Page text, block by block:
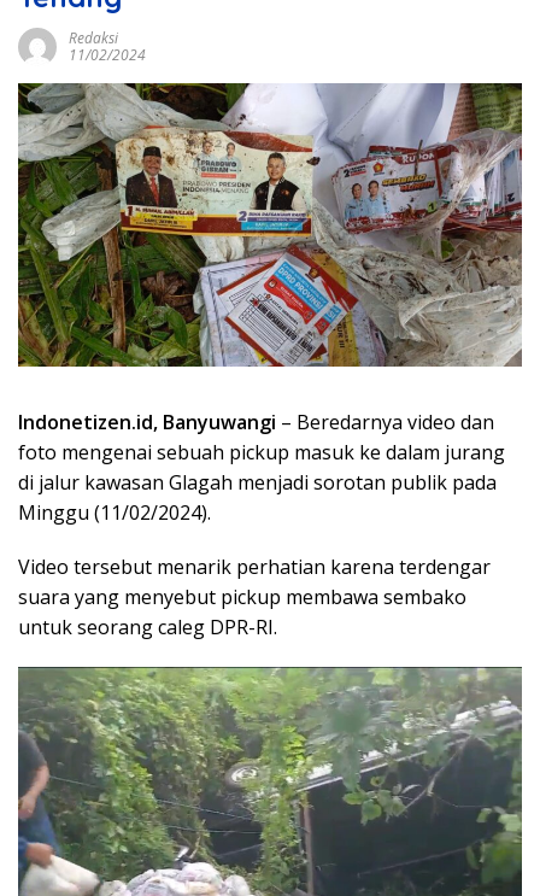
Redaksi
11/02/2024
Indonetizen.id, Banyuwangi – Beredarnya video dan
foto mengenai sebuah pickup masuk ke dalam jurang
di jalur kawasan Glagah menjadi sorotan publik pada
Minggu (11/02/2024).
Video tersebut menarik perhatian karena terdengar
suara yang menyebut pickup membawa sembako
untuk seorang caleg DPR-RI.